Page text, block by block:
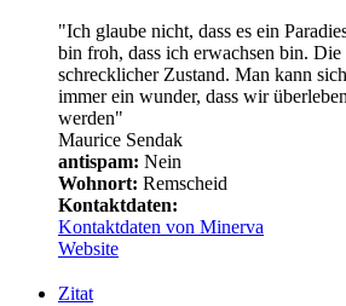
"Ich glaube nicht, dass es ein
bin froh, dass ich erwachsen bin.
schrecklicher Zustand. Man kann
immer ein wunder, dass wir
werden"
Maurice Sendak
antispam: Nein
Wohnort: Remscheid
Kontaktdaten:
Kontaktdaten von Minerva
Website
Zitat